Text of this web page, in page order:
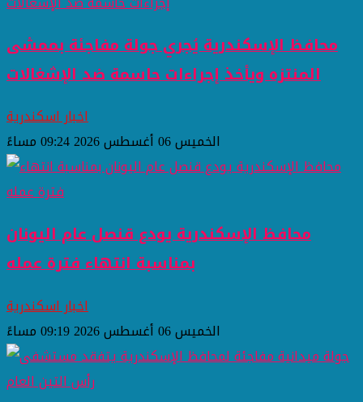
محافظ الإسكندرية يُجري جولة مفاجئة بممشى
المنتزه ويأخذ إجراءات حاسمة ضد الإشغالات
اخبار اسكندرية
الخميس 06 أغسطس 2026 09:24 مساءً
محافظ الإسكندرية يودع قنصل عام اليونان
بمناسبة انتهاء فترة عمله
اخبار اسكندرية
الخميس 06 أغسطس 2026 09:19 مساءً